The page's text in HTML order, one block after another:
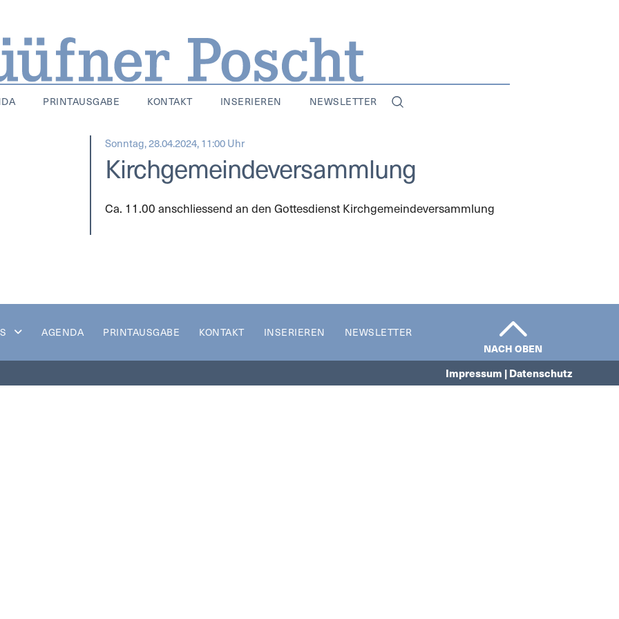
PRINTAUSGABE KONTAKT INSERIEREN NEWSLETTER
Sonntag, 28.04.2024, 11:00 Uhr
Kirchgemeindeversammlung
Ca. 11.00 anschliessend an den Gottesdienst Kirchgemeindeversammlung
AGENDA PRINTAUSGABE KONTAKT INSERIEREN NEWSLETTER
NACH OBEN
Impressum | Datenschutz